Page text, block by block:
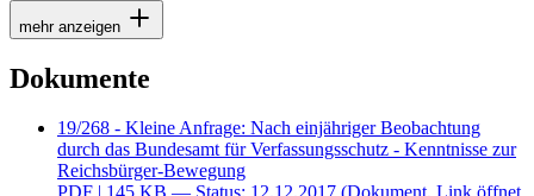
mehr anzeigen
Dokumente
19/268 - Kleine Anfrage: Nach einjähriger Beobachtung
durch das Bundesamt für Verfassungsschutz - Kenntnisse zur
Reichsbürger-Bewegung